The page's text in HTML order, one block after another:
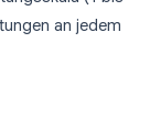
an jedem